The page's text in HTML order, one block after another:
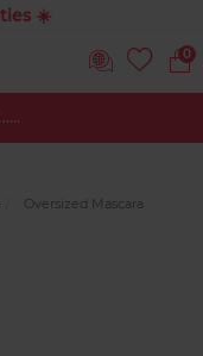
☀️
0
Oversized Mascara